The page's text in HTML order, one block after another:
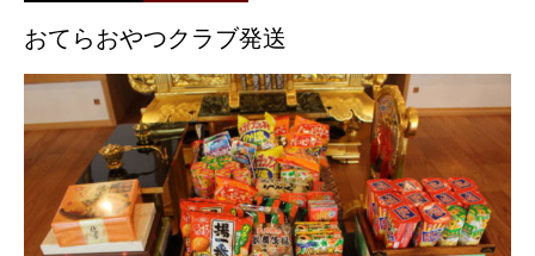
おてらおやつクラブ発送